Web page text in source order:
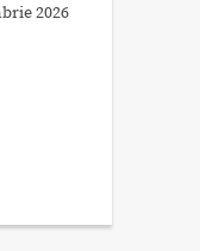
2026